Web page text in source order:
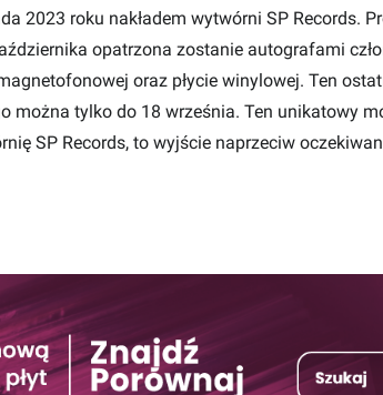
2023 roku nakładem wytwórni SP Records.
opatrzona zostanie autografami
oraz płycie winylowej. Ten
można tylko do 18 września. Ten unikatowy
SP Records, to wyjście naprzeciw